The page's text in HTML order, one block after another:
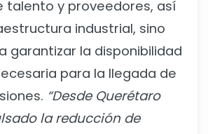
talento y proveedores, así
industrial, sino
garantizar la disponibilidad
para la llegada de
“Desde Querétaro
la reducción de